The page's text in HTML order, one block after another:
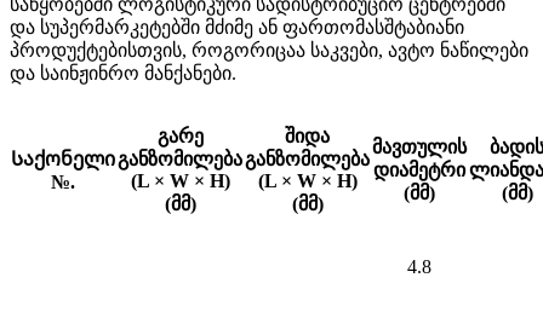
საწყობებში ლოგისტიკური სადისტრიბუციო ცენტრებში
და სუპერმარკეტებში მძიმე ან ფართომასშტაბიანი
პროდუქტებისთვის, როგორიცაა საკვები, ავტო ნაწილები
და საინჟინრო მანქანები.
Საქონელი
№.
გარე
განზომილება
(L × W × H)
(მმ)
შიდა
განზომილება
(L × W × H)
(მმ)
მავთულის
დიამეტრი
(მმ)
ბადის
(მმ)
4.8